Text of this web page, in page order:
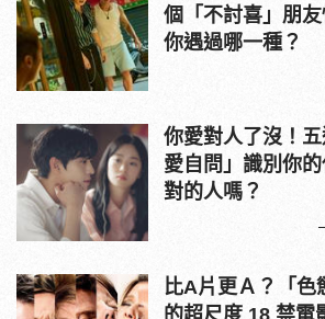
個「不討喜」朋友
你遇過哪一種？
你愛對人了沒！
愛自問」識別你
對的人嗎？
比A片更Ａ？「色
的超尺度 18 禁電